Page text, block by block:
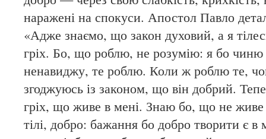
наражені на спокуси. Апостол Павло
«Адже знаємо, що закон духовий, а я
гріх. Бо, що роблю, не розумію: я бо
ненавиджу, те роблю. Коли ж роблю те,
згоджуюсь із законом, що він добрий.
гріх, що живе в мені. Знаю бо, що не живе
тілі, добро: бажання бо добро творити є в